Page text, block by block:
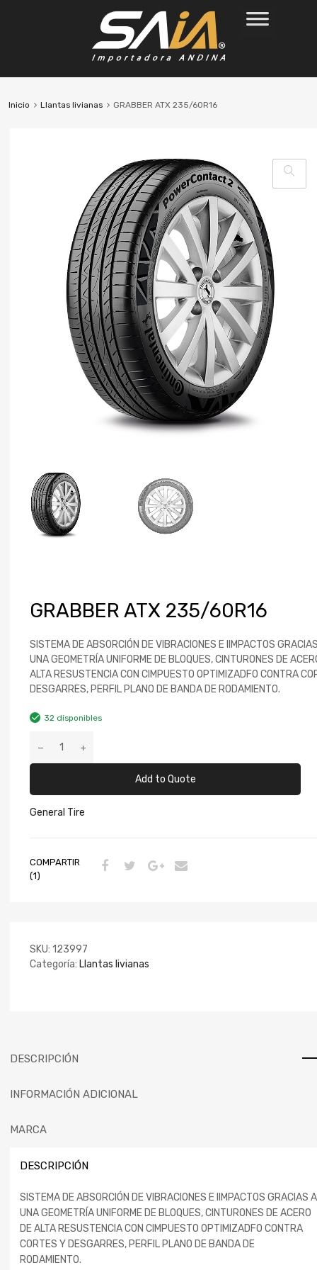
Inicio Llantas livianas GRABBER ATX 235/60R16
GRABBER ATX 235/60R16
SISTEMA DE ABSORCIÓN DE VIBRACIONES E IIMPACTOS
UNA GEOMETRÍA UNIFORME DE BLOQUES, CINTURONES DE
ALTA RESUSTENCIA CON CIMPUESTO OPTIMIZADFO CONTRA
DESGARRES, PERFIL PLANO DE BANDA DE RODAMIENTO.
32 disponibles
Add to Quote
General Tire
COMPARTIR
(1)
SKU: 123997
Categoría: Llantas livianas
DESCRIPCIÓN
INFORMACIÓN ADICIONAL
MARCA
DESCRIPCIÓN
SISTEMA DE ABSORCIÓN DE VIBRACIONES E IIMPACTOS GRACIAS A
UNA GEOMETRÍA UNIFORME DE BLOQUES, CINTURONES DE ACERO
DE ALTA RESUSTENCIA CON CIMPUESTO OPTIMIZADFO CONTRA
CORTES Y DESGARRES, PERFIL PLANO DE BANDA DE
RODAMIENTO.